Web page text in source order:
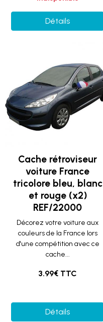
Détails
Cache rétroviseur
voiture France
tricolore bleu, blanc
et rouge (x2)
REF/22000
Décorez votre voiture aux
couleurs de la France lors
d'une compétition avec ce
cache...
3.99€ TTC
Détails